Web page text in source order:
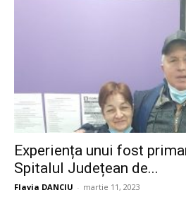
Experiența unui fost
Spitalul Județean de...
Flavia DANCIU - martie 11, 2023